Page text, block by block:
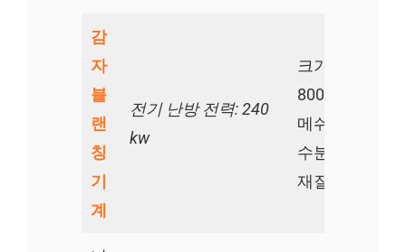
감
자
블
랜
칭
기
계
전기 난방 전력: 240
kw
크기:
메쉬 벨트 폭:
수분 건조 기계
재질: 304SS